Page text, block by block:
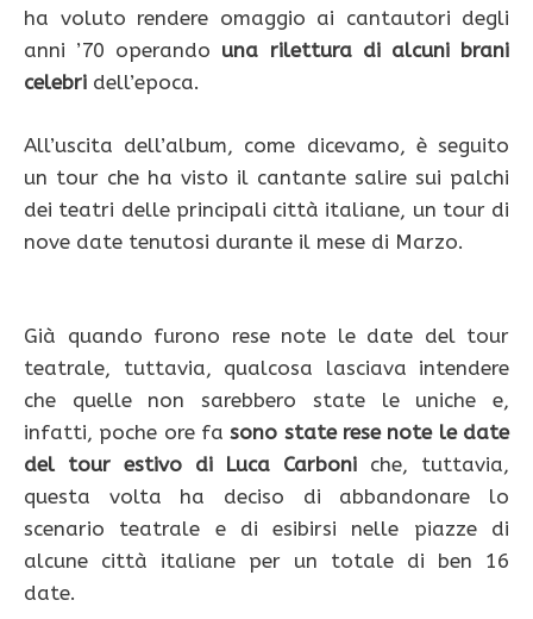
ha voluto rendere omaggio ai cantautori degli
anni ’70 operando una rilettura di alcuni brani
celebri dell’epoca.
All’uscita dell’album, come dicevamo, è seguito
un tour che ha visto il cantante salire sui palchi
dei teatri delle principali città italiane, un tour di
nove date tenutosi durante il mese di Marzo.
Già quando furono rese note le date del tour
teatrale, tuttavia, qualcosa lasciava intendere
che quelle non sarebbero state le uniche e,
infatti, poche ore fasono state rese note le date
del tour estivo di Luca Carboni che, tuttavia,
questa volta ha deciso di abbandonare lo
scenario teatrale e di esibirsi nelle piazze di
alcune città italiane per un totale di ben 16
date.